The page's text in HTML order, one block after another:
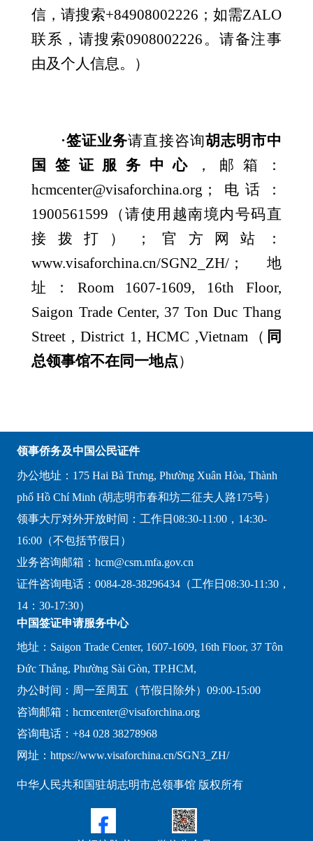
信，请搜索+84908002226；如需ZALO
联系，请搜索0908002226。请备注事
由及个人信息。）
·签证业务请直接咨询胡志明市中
国签证服务中心
，邮箱：
hcmcenter@visaforchina.org；电话：
1900561599（请使用越南境内号码直
接拨打）；官方网站：
www.visaforchina.cn/SGN2_ZH/；地
址：Room 1607-1609, 16th Floor,
Saigon Trade Center, 37 Ton Duc Thang
Street , District 1, HCMC ,Vietnam（ 同
总领事馆不在同一地点）
领事侨务及中国公民证件
办公地址：175 Hai Bà Trưng, Phường Xuân Hòa, Thành
phố Hồ Chí Minh (胡志明市春和坊二征夫人路175号）
领事大厅对外开放时间：工作日08:30-11:00，14:30-
16:00（不包括节假日）
业务咨询邮箱：hcm@csm.mfa.gov.cn
证件咨询电话：0084-28-38296434（工作日08:30-11:30，
14：30-17:30）
中国签证申请服务中心
地址：Saigon Trade Center, 1607-1609, 16th Floor, 37 Tôn
Đức Thắng, Phường Sài Gòn, TP.HCM,
办公时间：周一至周五（节假日除外）09:00-15:00
咨询邮箱：hcmcenter@visaforchina.org
咨询电话：+84 028 38278968
网址：https://www.visaforchina.cn/SGN3_ZH/
中华人民共和国驻胡志明市总领事馆 版权所有